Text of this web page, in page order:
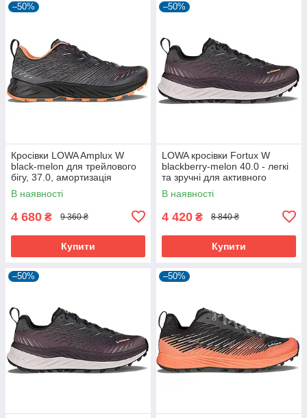
–50%
Кросівки LOWA Amplux W
black-melon для трейлового
бігу, 37.0, амортизація
DYNEVA
В наявності
4 680 ₴ 9 360 ₴
Купити
–50%
LOWA кросівки Fortux W
blackberry-melon 40.0 - легкі
та зручні для активного
відпочинку
В наявності
4 420 ₴ 8 840 ₴
Купити
–50% –50%